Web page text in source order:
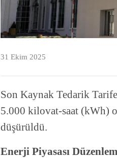
31 Ekim 2025
Son Kaynak Tedarik
5.000 kilovat-saat (kWh)
düşürüldü.
Enerji Piyasası